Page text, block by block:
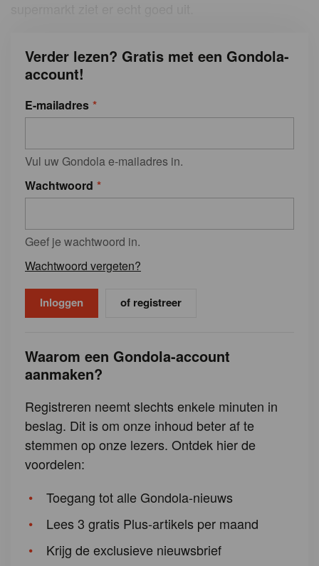
Verder lezen? Gratis met een Gondola-
account!
E-mailadres
Vul uw Gondola e-mailadres in.
Wachtwoord
Geef je wachtwoord in.
Wachtwoord vergeten?
of registreer
Waarom een Gondola-account
aanmaken?
Registreren neemt slechts enkele minuten in
beslag. Dit is om onze inhoud beter af te
stemmen op onze lezers. Ontdek hier de
voordelen:
Toegang tot alle Gondola-nieuws
Lees 3 gratis Plus-artikels per maand
Krijg de exclusieve nieuwsbrief